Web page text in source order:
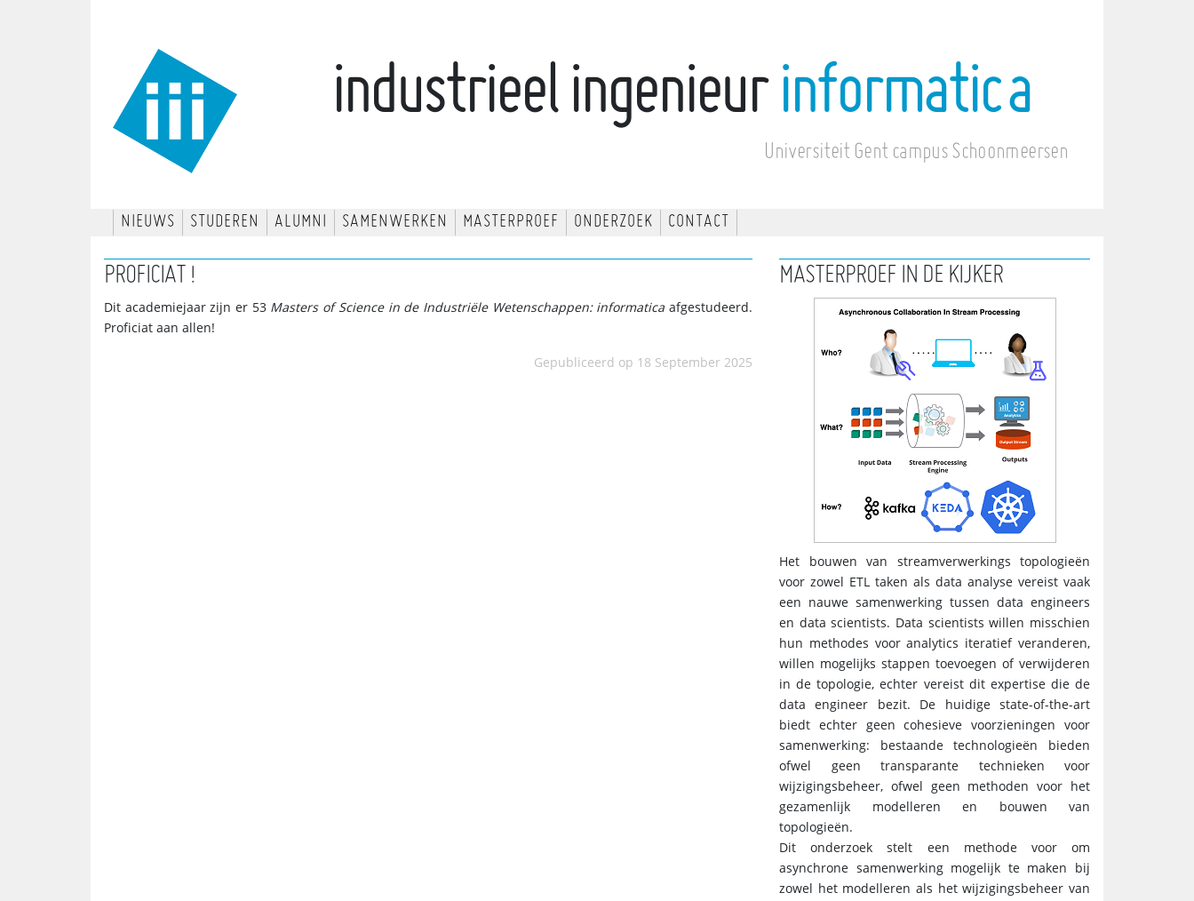
industrieel ingenieur informatica
Universiteit Gent campus Schoonmeersen
NIEUWS STUDEREN ALUMNI SAMENWERKEN MASTERPROEF ONDERZOEK CONTACT
PROFICIAT !
Dit academiejaar zijn er 53 Masters of Science in de Industriële Wetenschappen: informatica afgestudeerd.
Proficiat aan allen!
Gepubliceerd op 18 September 2025
MASTERPROEF IN DE KIJKER
Het bouwen van streamverwerkings topologieën
voor zowel ETL taken als data analyse vereist vaak
een nauwe samenwerking tussen data engineers
en data scientists. Data scientists willen misschien
hun methodes voor analytics iteratief veranderen,
willen mogelijks stappen toevoegen of verwijderen
in de topologie, echter vereist dit expertise die de
data engineer bezit. De huidige state-of-the-art
biedt echter geen cohesieve voorzieningen voor
samenwerking: bestaande technologieën bieden
ofwel geen transparante technieken voor
wijzigingsbeheer, ofwel geen methoden voor het
gezamenlijk modelleren en bouwen van
topologieën.
Dit onderzoek stelt een methode voor om
asynchrone samenwerking mogelijk te maken bij
zowel het modelleren als het wijzigingsbeheer van